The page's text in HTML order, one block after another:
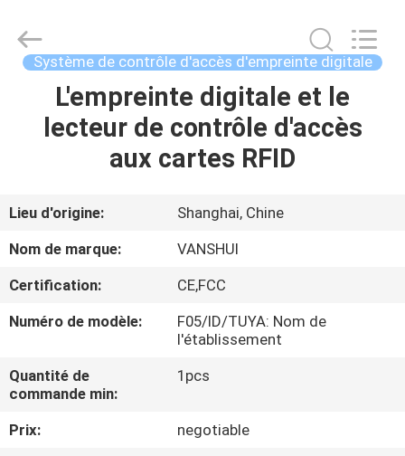
PRODUITS
VIDÉOS
À
PROPOS
DE
NOUS
VANSHUI
ENTERPRISE
COMPANY
LIMITED.
Système de contrôle d'accès d'empreinte digitale
L'empreinte digitale et le
lecteur de contrôle d'accès
aux cartes RFID
Lieu d'origine:
Shanghai, Chine
Nom de marque:
VANSHUI
Certification:
CE,FCC
Numéro de modèle:
F05/ID/TUYA: Nom de
l'établissement
Quantité de
commande min:
1pcs
Prix:
negotiable